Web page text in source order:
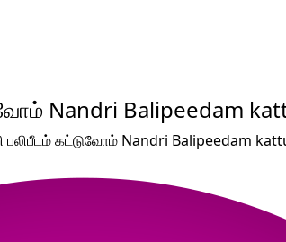
Nandri Balipeedam
பலிபீடம் கட்டுவோம் Nandri Balipeedam